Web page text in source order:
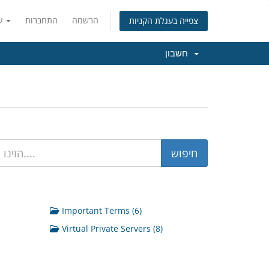
התחברות הרשמה צפייה בעגלת הקניות
Important Terms (6)
Virtual Private Servers (8)